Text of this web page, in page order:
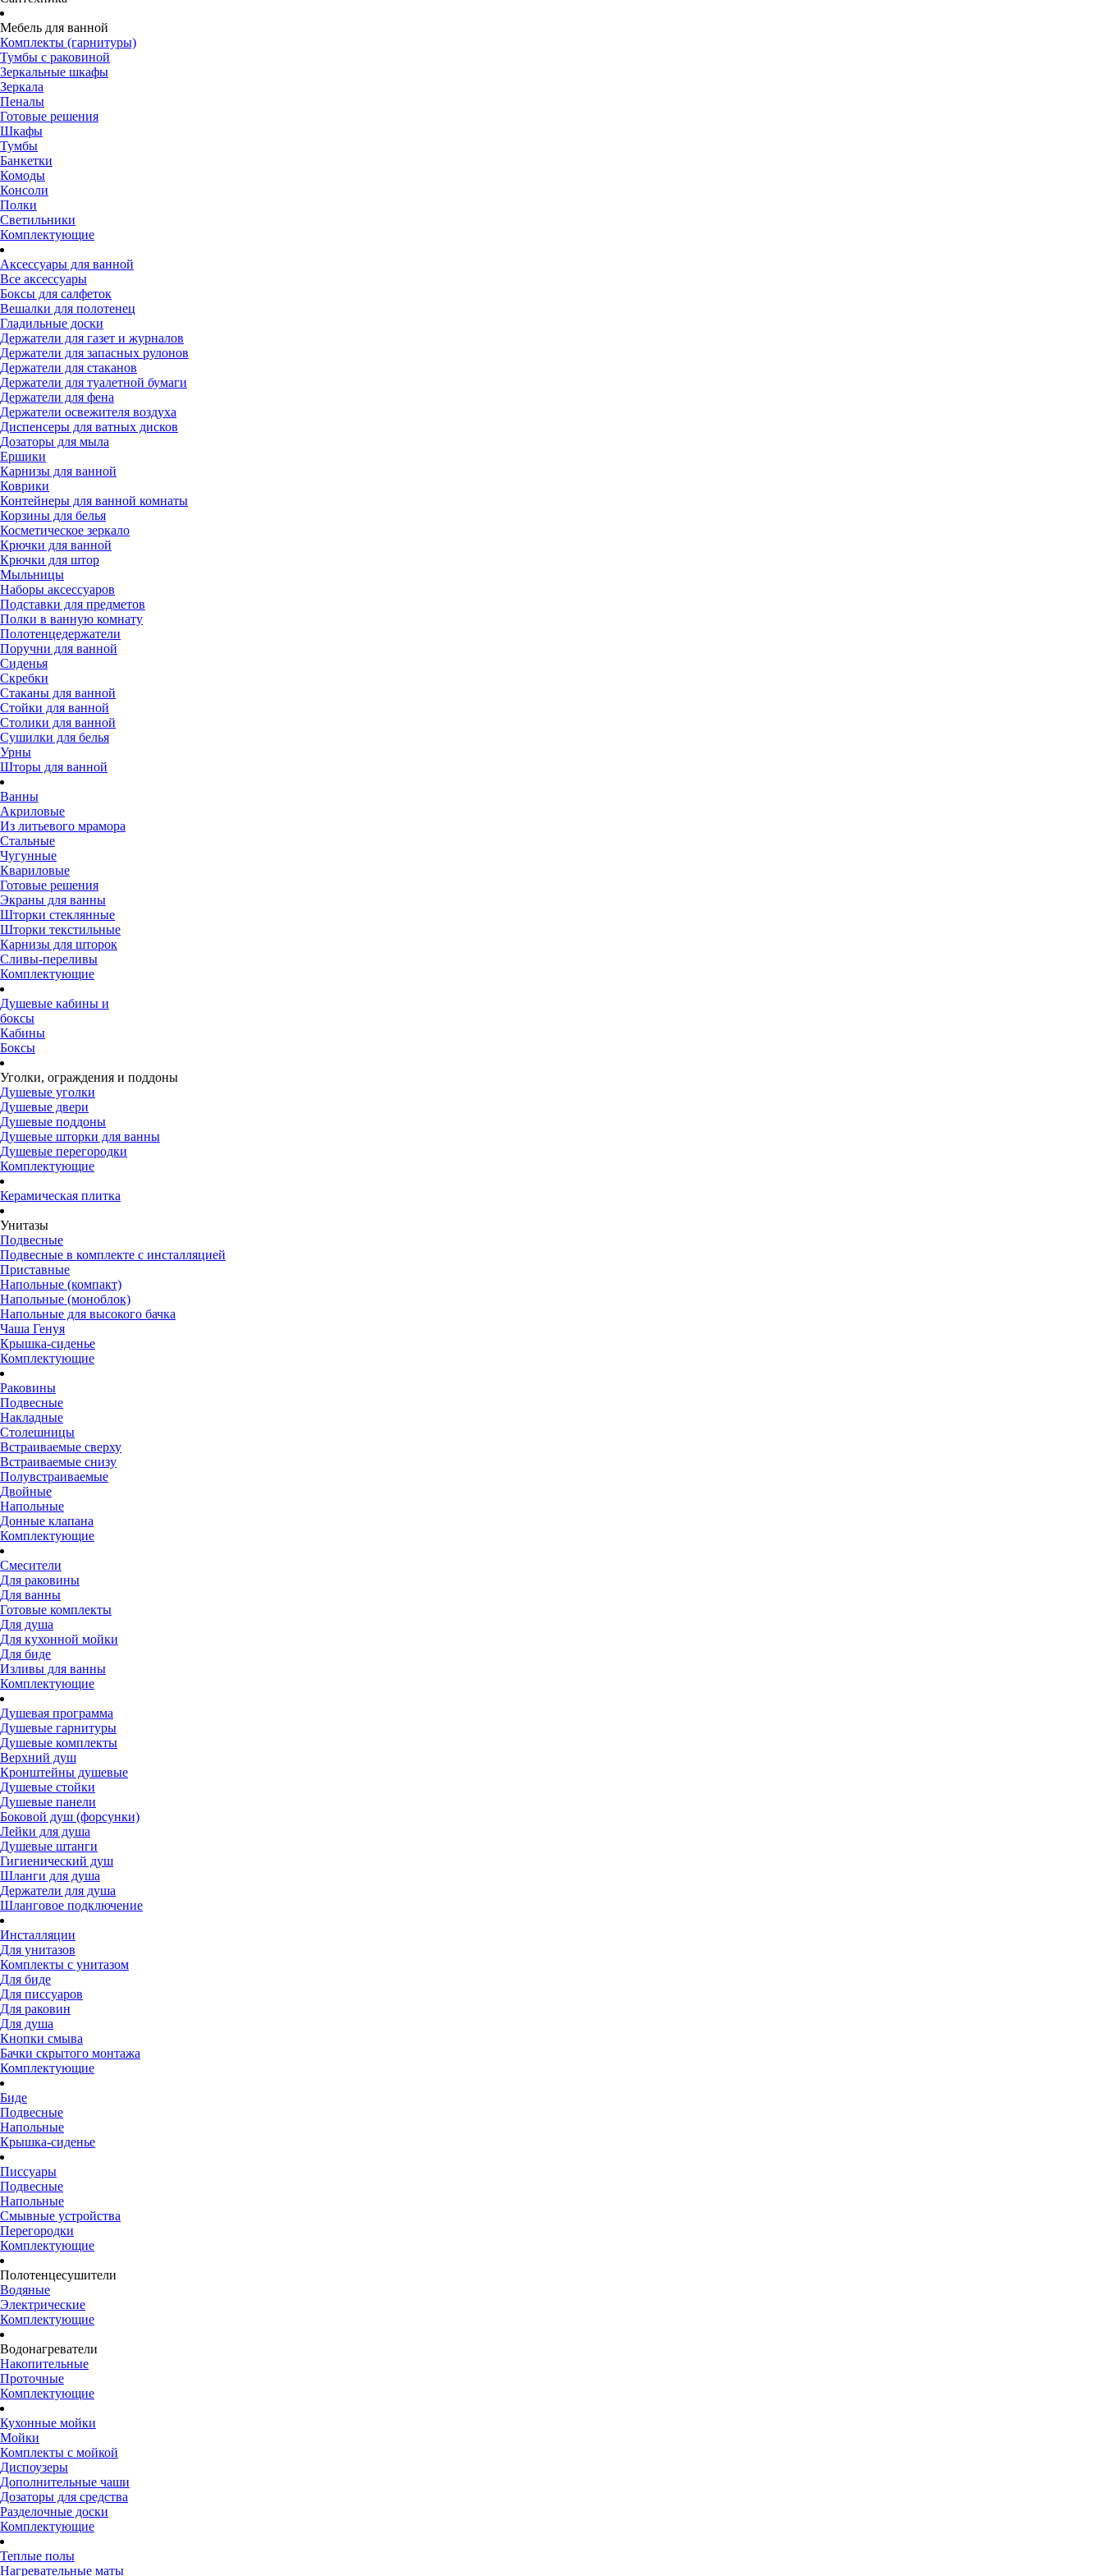
Мебель для ванной
Комплекты (гарнитуры)
Тумбы с раковиной
Зеркальные шкафы
Зеркала
Пеналы
Готовые решения
Шкафы
Тумбы
Банкетки
Комоды
Консоли
Полки
Светильники
Комплектующие
Аксессуары для ванной
Все аксессуары
Боксы для салфеток
Вешалки для полотенец
Гладильные доски
Держатели для газет и журналов
Держатели для запасных рулонов
Держатели для стаканов
Держатели для туалетной бумаги
Держатели для фена
Держатели освежителя воздуха
Диспенсеры для ватных дисков
Дозаторы для мыла
Ершики
Карнизы для ванной
Коврики
Контейнеры для ванной комнаты
Корзины для белья
Косметическое зеркало
Крючки для ванной
Крючки для штор
Мыльницы
Наборы аксессуаров
Подставки для предметов
Полки в ванную комнату
Полотенцедержатели
Поручни для ванной
Сиденья
Скребки
Стаканы для ванной
Стойки для ванной
Столики для ванной
Сушилки для белья
Урны
Шторы для ванной
Ванны
Акриловые
Из литьевого мрамора
Стальные
Чугунные
Квариловые
Готовые решения
Экраны для ванны
Шторки стеклянные
Шторки текстильные
Карнизы для шторок
Сливы-переливы
Комплектующие
Душевые кабины и
боксы
Кабины
Боксы
Уголки, ограждения и поддоны
Душевые уголки
Душевые двери
Душевые поддоны
Душевые шторки для ванны
Душевые перегородки
Комплектующие
Керамическая плитка
Унитазы
Подвесные
Подвесные в комплекте с инсталляцией
Приставные
Напольные (компакт)
Напольные (моноблок)
Напольные для высокого бачка
Чаша Генуя
Крышка-сиденье
Комплектующие
Раковины
Подвесные
Накладные
Столешницы
Встраиваемые сверху
Встраиваемые снизу
Полувстраиваемые
Двойные
Напольные
Донные клапана
Комплектующие
Смесители
Для раковины
Для ванны
Готовые комплекты
Для душа
Для кухонной мойки
Для биде
Изливы для ванны
Комплектующие
Душевая программа
Душевые гарнитуры
Душевые комплекты
Верхний душ
Кронштейны душевые
Душевые стойки
Душевые панели
Боковой душ (форсунки)
Лейки для душа
Душевые штанги
Гигиенический душ
Шланги для душа
Держатели для душа
Шланговое подключение
Инсталляции
Для унитазов
Комплекты с унитазом
Для биде
Для писсуаров
Для раковин
Для душа
Кнопки смыва
Бачки скрытого монтажа
Комплектующие
Биде
Подвесные
Напольные
Крышка-сиденье
Писсуары
Подвесные
Напольные
Смывные устройства
Перегородки
Комплектующие
Полотенцесушители
Водяные
Электрические
Комплектующие
Водонагреватели
Накопительные
Проточные
Комплектующие
Кухонные мойки
Мойки
Комплекты с мойкой
Диспоузеры
Дополнительные чаши
Дозаторы для средства
Разделочные доски
Комплектующие
Теплые полы
Нагревательные маты